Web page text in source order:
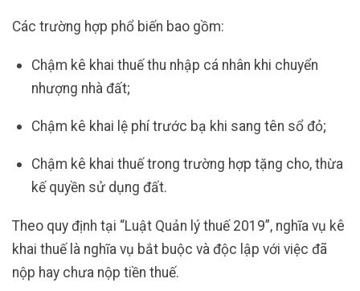
Các trường hợp phổ biến bao gồm:
Chậm kê khai thuế thu nhập cá nhân khi chuyển
nhượng nhà đất;
Chậm kê khai lệ phí trước bạ khi sang tên sổ đỏ;
Chậm kê khai thuế trong trường hợp tặng cho, thừa
kế quyền sử dụng đất.
Theo quy định tại “Luật Quản lý thuế 2019”, nghĩa vụ kê
khai thuế là nghĩa vụ bắt buộc và độc lập với việc đã
nộp hay chưa nộp tiền thuế.